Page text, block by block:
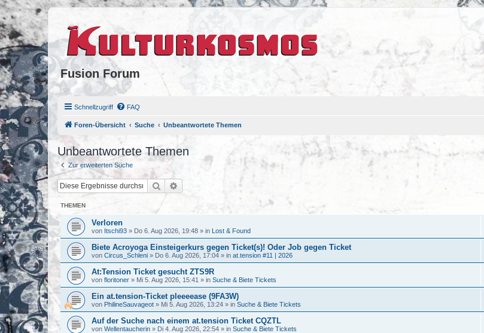
Fusion Forum
Schnellzugriff FAQ
Foren-Übersicht Suche Unbeantwortete Themen
Unbeantwortete Themen
Zur erweiterten Suche
Suche Erweiterte Suche
THEMEN
Verloren
von Itschi93 » Do 6. Aug 2026, 19:48 » in Lost & Found
Biete Acroyoga Einsteigerkurs gegen Ticket(s)! Oder Job gegen Ticket
von Circus_Schleni » Do 6. Aug 2026, 17:04 » in at.tension #11 | 2026
At:Tension Ticket gesucht ZTS9R
von floritoner » Mi 5. Aug 2026, 15:41 » in Suche & Biete Tickets
Ein at.tension-Ticket pleeeease (9FA3W)
von PhilineSauvageot » Mi 5. Aug 2026, 13:24 » in Suche & Biete Tickets
Auf der Suche nach einem at.tension Ticket CQZTL
von Wellentaucherin » Di 4. Aug 2026, 22:54 » in Suche & Biete Tickets